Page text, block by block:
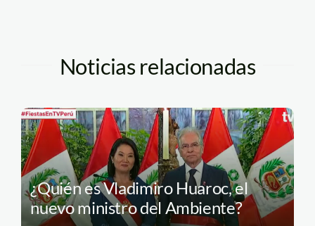
Noticias relacionadas
¿Quién es Vladimiro Huaroc, el
nuevo ministro del Ambiente?